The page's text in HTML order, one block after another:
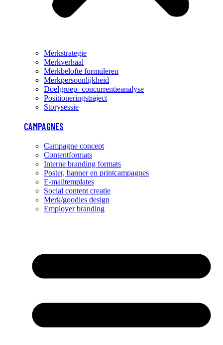
Merkstrategie
Merkverhaal
Merkbelofte formuleren
Merkpersoonlijkheid
Doelgroep- concurrentieanalyse
Positioneringstraject
Storysessie
CAMPAGNES
Campagne concept
Contentformats
Interne branding formats
Poster, banner en printcampagnes
E-mailtemplates
Social content creatie
Merk/goodies design
Employer branding